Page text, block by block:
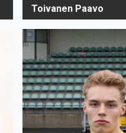
Toivanen Paavo